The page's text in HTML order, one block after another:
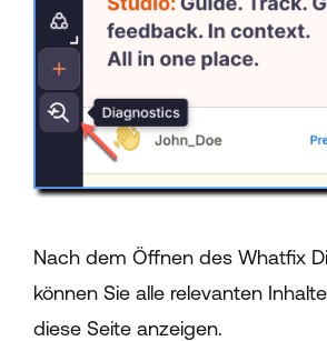
Nach dem Öffnen des Whatfix
können Sie alle relevanten
diese Seite anzeigen.